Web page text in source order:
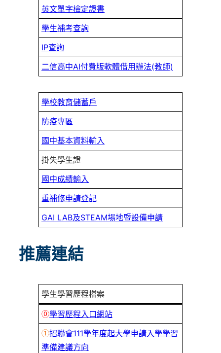
英文單字檢定證書
學生補考查詢
IP查詢
二信高中AI付費版軟體借用辦法(教師)
學校教育儲蓄戶
防疫專區
國中基本資料輸入
掛失學生證
國中成績輸入
重補修申請登記
GAI LAB及STEAM場地暨設備申請
推薦連結
學生學習歷程檔案
⓪學習歷程入口網站
①招聯會111學年度起大學申請入學學習
準備建議方向